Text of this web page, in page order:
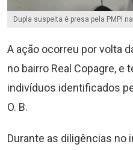
Dupla suspeita é presa pela PMPI
A ação ocorreu por volta
no bairro Real Copagre, e
indivíduos identificados
O. B.
Durante as diligências no